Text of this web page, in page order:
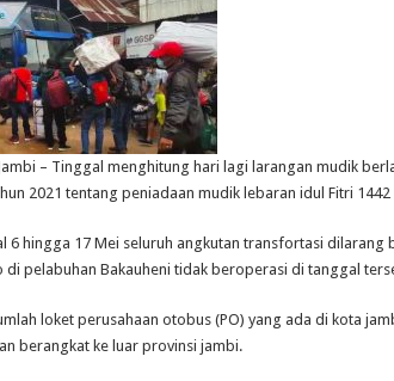
– Tinggal menghitung hari lagi larangan mudik
2021 tentang peniadaan mudik lebaran idul Fitri 1442
6 hingga 17 Mei seluruh angkutan transfortasi dilarang
di pelabuhan Bakauheni tidak beroperasi di tanggal
loket perusahaan otobus (PO) yang ada di kota
berangkat ke luar provinsi jambi.